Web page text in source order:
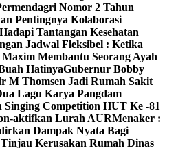
Nomor 2 Tahun
Pentingnya Kolaborasi
Tantangan Kesehatan
Jadwal Fleksibel : Ketika
Membantu Seorang Ayah
HatinyaGubernur Bobby
M Thomsen Jadi Rumah Sakit
Lagu Karya Pangdam
Competition HUT Ke -81
aktifkan Lurah AURMenaker :
Dampak Nyata Bagi
Kerusakan Rumah Dinas